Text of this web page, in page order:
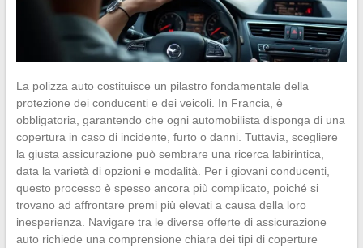
La polizza auto costituisce un pilastro fondamentale della
protezione dei conducenti e dei veicoli. In Francia, è
obbligatoria, garantendo che ogni automobilista disponga di una
copertura in caso di incidente, furto o danni. Tuttavia, scegliere
la giusta assicurazione può sembrare una ricerca labirintica,
data la varietà di opzioni e modalità. Per i giovani conducenti,
questo processo è spesso ancora più complicato, poiché si
trovano ad affrontare premi più elevati a causa della loro
inesperienza. Navigare tra le diverse offerte di assicurazione
auto richiede una comprensione chiara dei tipi di coperture